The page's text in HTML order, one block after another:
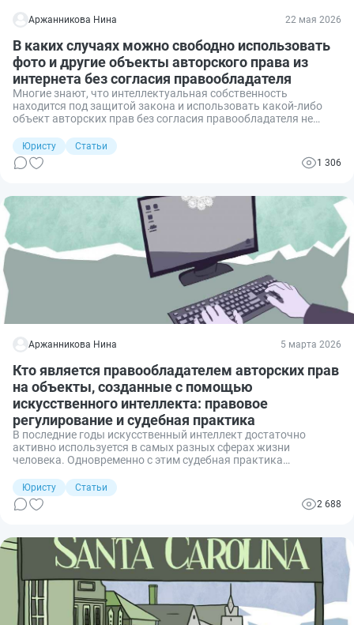
Аржанникова Нина 22 мая 2026
В каких случаях можно свободно использовать
фото и другие объекты авторского права из
интернета без согласия правообладателя
Многие знают, что интеллектуальная собственность
находится под защитой закона и использовать какой-либо
объект авторских прав без согласия правообладателя не
требуется согласие его автора. Законодатель предусмотрел
способы законного использования объекта авторских прав
без согласия правообладателя. Об этом и пойдет речь.
Юристу
Статьи
1 306
Аржанникова Нина 5 марта 2026
Кто является правообладателем авторских прав
на объекты, созданные с помощью
искусственного интеллекта: правовое
регулирование и судебная практика
В последние годы искусственный интеллект достаточно
активно используется в самых разных сферах жизни
человека. Одновременно с этим судебная практика
произведение, сгенерированное искусственным интеллектом.
При разрешении данных споров важно определить, станет ли
результат работы нейросети объектом авторского права и
выполнил основную работу, или же разработчик. Здесь я
поделюсь полезными практическими рекомендациями,
которые помогут пользователю ИИ выстроить безопасную
модель работы с нейросетями, особенно при коммерческом
использовании результатов ИИ.
Юристу
Статьи
2 688